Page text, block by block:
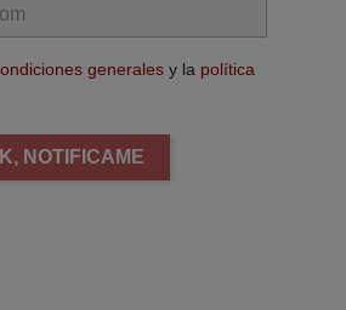
generales y la política
NOTIFICAME